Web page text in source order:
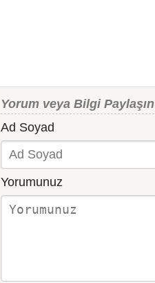
Yorum veya Bilgi Paylaşın
Ad Soyad
Yorumunuz